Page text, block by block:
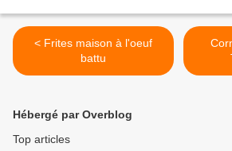
< Frites maison à l'oeuf
battu
Hébergé par Overblog
Top articles